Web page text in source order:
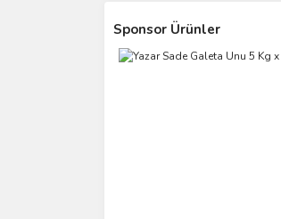
Sponsor Ürünler